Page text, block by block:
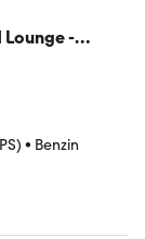
Lounge -
• Benzin